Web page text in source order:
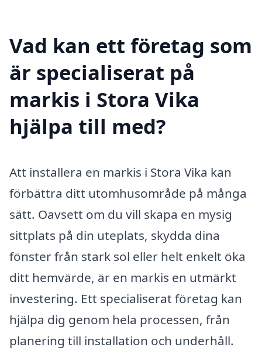
Vad kan ett företag som
är specialiserat på
markis i Stora Vika
hjälpa till med?
Att installera en markis i Stora Vika kan
förbättra ditt utomhusområde på många
sätt. Oavsett om du vill skapa en mysig
sittplats på din uteplats, skydda dina
fönster från stark sol eller helt enkelt öka
ditt hemvärde, är en markis en utmärkt
investering. Ett specialiserat företag kan
hjälpa dig genom hela processen, från
planering till installation och underhåll.